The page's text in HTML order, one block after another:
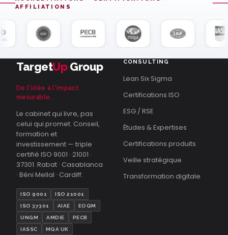
AFFILIATIONS
TargetUpGroup
De l'idée à l'impact
mesurable.
Le cabinet qui livre, pas
celui qui promet. Conseil,
formation et
investissement — triple
certifié ISO 9001 · 21001 ·
37301. Rabat · Casablanca
· Béni Mellal · Cardiff.
ISO 9001 ISO 21001
ISO 37301 AIAE EOQM
UNGM AMDIE PECB
IASSC MQA UK
CONSULTING
Lean Six Sigma
Certifications ISO
ESG / RSE
Études & Expertises
Certifications produits
Veille stratégique
Transformation digitale